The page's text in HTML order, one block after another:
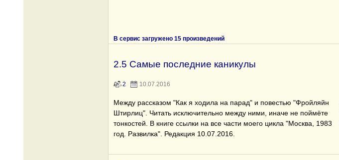
В сервис загружено 15 произведений
2.5 Самые последние каникулы
2 10.07.2016
Между рассказом "Как я ходила на парад" и повестью "Фройляйн
Штирлиц". Читать исключительно между ними, иначе не поймёте
тонкостей. В книге ссылки на все части моего цикла "Москва, 1983
год. Развилка". Редакция 10.07.2016.